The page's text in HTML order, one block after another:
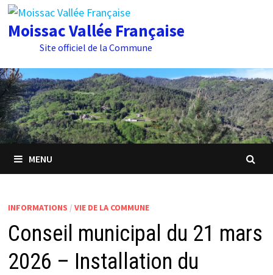
Passer
au
contenu
Moissac Vallée Française
Site officiel de la Commune
MENU
INFORMATIONS / VIE DE LA COMMUNE
Conseil municipal du 21 mars
2026 – Installation du